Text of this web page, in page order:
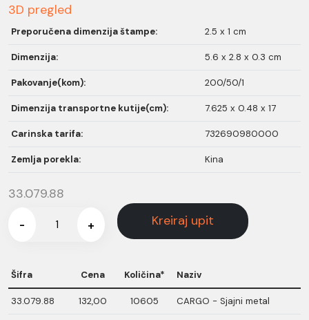
3D pregled
Preporučena dimenzija štampe: 2.5 x 1 cm
Dimenzija: 5.6 x 2.8 x 0.3 cm
Pakovanje(kom): 200/50/1
Dimenzija transportne kutije(cm): 7.625 x 0.48 x 17
Carinska tarifa: 732690980000
Zemlja porekla: Kina
33.079.88
- + Kreiraj upit
Šifra Cena Količina* Naziv
33.079.88 132,00 10605 CARGO - Sjajni metal